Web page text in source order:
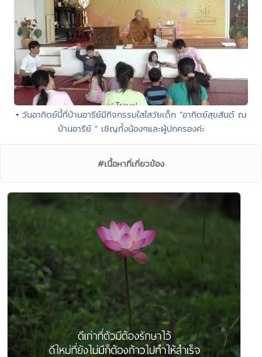
• วันอาทิตย์นี้ที่บ้านอารีย์มีกิจกรรมใสใสวัยเด็ก "อาทิตย์สุขสันต์ ณ
บ้านอารีย์ " เชิญทั้งน้องๆและผู้ปกครองค่ะ
#เนื้อหาที่เกี่ยวข้อง